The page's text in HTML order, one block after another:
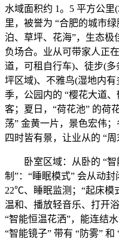
水域面积约 1。5 平方公
里，被誉为 “合肥的城市
泊、草坪、花海”，生态极
负场合。业从可带家人正
道，可租自行车)、徒步(
坪区域)、不雅鸟(湿地内
季，公园内的 “樱花大道
客；夏日，“荷花池” 的荷
荡” 金黄一片，景色宏伟；
四时皆有景，让业从的 “周
卧室区域：从卧的 “智
制”：“睡眠模式” 会从动
22℃、睡眠监测；“起床模
温和、播放轻音乐、打开
“智能恒温花洒”，能连结
“智能镜子” 带有 “防雾”